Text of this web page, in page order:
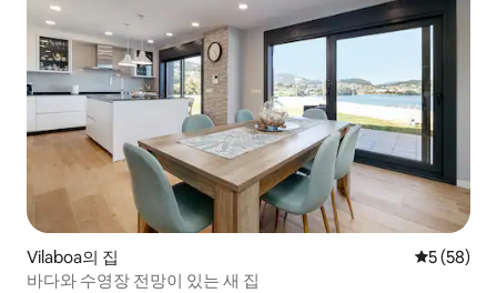
Vilaboa의 집 평점 5점(5
5 (58)
바다와 수영장 전망이 있는 새 집